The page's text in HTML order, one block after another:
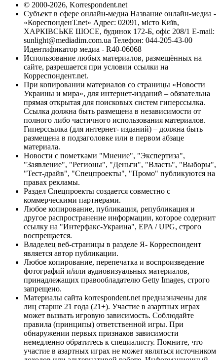
© 2000-2026, Korrespondent.net
Субъект в сфере онлайн-медиа Название онлайн-медиа -
«КореспонденТ.net» Адрес: 02091, місто Київ,
ХАРКІВСЬКЕ ШОСЕ, будинок 172-Б, офіс 208/1 E-mail:
sunlight@mediadim.com.ua Телефон: 044-205-43-00
Идентификатор медиа - R40-06068
Использование любых материалов, размещённых на
сайте, разрешается при условии ссылки на
Корреспондент.net.
При копировании материалов со страницы «Новости
Украины и мира», для интернет-изданий – обязательна
прямая открытая для поисковых систем гиперссылка.
Ссылка должна быть размещена в независимости от
полного либо частичного использования материалов.
Гиперссылка (для интернет- изданий) – должна быть
размещена в подзаголовке или в первом абзаце
материала.
Новости с пометками "Мнение", "Экспертиза",
"Заявление", "Регионы", "Деньги", "Власть", "Выборы",
"Тест-драйв", "Спецпроекты", "Промо" публикуются на
правах рекламы.
Раздел Спецпроекты создается совместно с
коммерческими партнерами.
Любое копирование, публикация, републикация и
другое распространение информации, которое содержит
ссылку на "Интерфакс-Украина", EPA / UPG, строго
воспрещается.
Владелец веб-страницы в разделе Я- Корреспондент
является автор публикации.
Любое копирование, перепечатка и воспроизведение
фотографий и/или аудиовизуальных материалов,
принадлежащих правообладателю Getty Images, строго
запрещено.
Материалы сайта korrespondent.net предназначены для
лиц старше 21 года (21+). Участие в азартных играх
может вызвать игровую зависимость. Соблюдайте
правила (принципы) ответственной игры. При
обнаружении первых признаков зависимости
немедленно обратитесь к специалисту. Помните, что
участие в азартных играх не может являться источником